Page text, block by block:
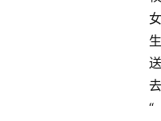
女
生
送
去
“